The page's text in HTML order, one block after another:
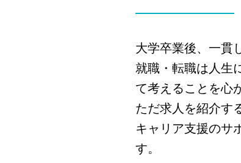
大学卒業後、一貫
就職・転職は人生
て考えることを心
ただ求人を紹介す
キャリア支援のサ
す。